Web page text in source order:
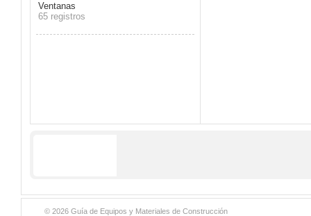
Ventanas
65 registros
© 2026 Guía de Equipos y Materiales de Construcción